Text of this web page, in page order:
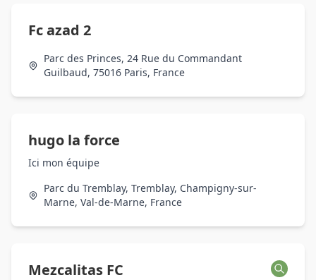
Fc azad 2
Parc des Princes, 24 Rue du Commandant
Guilbaud, 75016 Paris, France
hugo la force
Ici mon équipe
Parc du Tremblay, Tremblay, Champigny-sur-
Marne, Val-de-Marne, France
Mezcalitas FC